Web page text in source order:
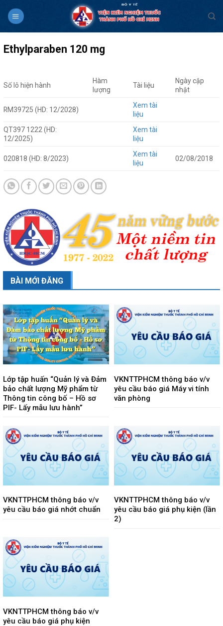
Ethylparaben 120 mg
Số lô hiện hành
Hàm
lượng
Tài liệu
Ngày cập
nhật
RM39725 (HD: 12/2028)
Xem tài
liệu
QT397 1222 (HD:
12/2025)
Xem tài
liệu
020818 (HD: 8/2023)
Xem tài
liệu
02/08/2018
BÀI MỚI ĐĂNG
Lớp tập huấn “Quản lý và Đảm
bảo chất lượng Mỹ phẩm từ
Thông tin công bố – Hồ sơ
PIF- Lấy mẫu lưu hành”
VKNTTPHCM thông báo v/v
yêu cầu báo giá Máy vi tính
văn phòng
VKNTTPHCM thông báo v/v
yêu cầu báo giá nhớt chuẩn
VKNTTPHCM thông báo v/v
yêu cầu báo giá phụ kiện (lần
2)
VKNTTPHCM thông báo v/v
yêu cầu báo giá phụ kiện